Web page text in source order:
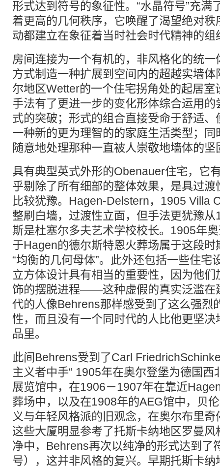
形式达到符号的象征性。“水晶符号”充满
着更高的几何秩序，它唤醒了渴望绝对
动都建立在象征着当时社会时代精神的组
房间连接为一个有机的，非风格化的统
方式制造一种扩展到空间内的超越实墙
尔地区Wetter的一个住宅拐角处的起居
手法有了更进一步的变化形体综合运用
式的突破；形式的组合直接受命于舒适
一种新的更为理智的的家庭生活类型；
随意地处理那种一直被人崇敬地墙体的坚
具有典型英式外形的Obenauer住宅，它
乎剔除了所有细部的整体效果，是具过
比较犹豫。Hagen-Delstern，1905 Villa
整刷白墙，过渡性立面，但手法更犹豫
斯是杜塞尔多夫艺术学校校长。1905年
于Hagen的德尔斯特恩火葬场属于这段
“均衡的几何母体”。此外还包括一些住宅
立方体设计具有相当的重要性，因为他们
饰的摆脱进程——这种虚假的真实泛滥在
代的人像Behrens那样感受到了这么强烈
性，而且没有一个同时代的人比他更坚
品里。
此间Behrens受到了Carl
主义者中手“ 1905年在奥尔登堡为德国
展览馆中，在1906－1907年在靠近
葬场中，以及在1908年的AEG馆中，贝
义与年轻风格派的旧观念，在奥尔布里
这些大厦明显参考了托斯卡纳地区罗曼
净中，Behrens再次以纯净的形式达到了
号），这并非风格的复兴。早期托斯卡